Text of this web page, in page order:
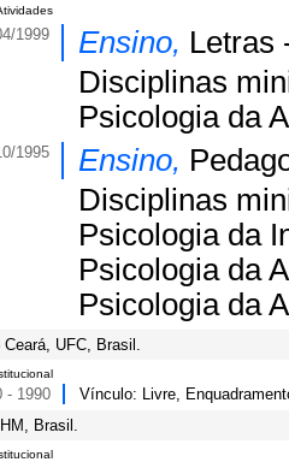
1999 Ensino, Letras
Disciplinas
Psicologia da
1995 Ensino,
Disciplinas
Psicologia da
Psicologia da
Psicologia da
UFC, Brasil.
- 1990
Vínculo: Livre,
Brasil.